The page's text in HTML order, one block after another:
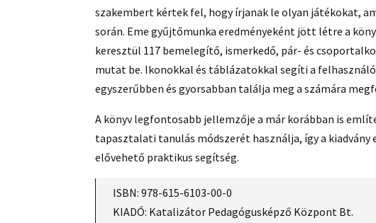
szakembert kértek fel, hogy írjanak le olyan játékokat,
során. Eme gyűjtőmunka eredményeként jött létre a
keresztül 117 bemelegítő, ismerkedő, pár- és
mutat be. Ikonokkal és táblázatokkal segíti a
egyszerűbben és gyorsabban találja meg a számára
A könyv legfontosabb jellemzője a már korábban is
tapasztalati tanulás módszerét használja, így a
elővehető praktikus segítség.
ISBN: 978-615-6103-00-0
KIADÓ: Katalizátor Pedagógusképző Központ Bt.